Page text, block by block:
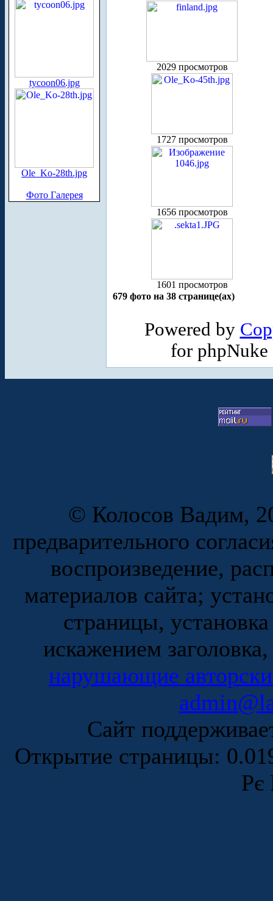
tycoon06.jpg
Ole_Ko-28th.jpg
Фото Галерея
2029 просмотров
1727 просмотров
1656 просмотров
1601 просмотров
679 фото на 38 странице(ах)
Powered by
for
© Колосов Вадим,
предварительного
воспроизведение,
материалов сайта;
страницы,
искажением
нарушающие
Сайт
Открытие страницы:
Рє